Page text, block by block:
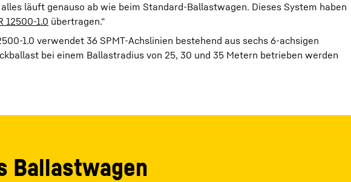
läuft genauso ab wie beim Standard-Ballastwagen. Dieses System haben
12500-1.0 übertragen.“
1.0 verwendet 36 SPMT-Achslinien bestehend aus sechs 6-achsigen
bei einem Ballastradius von 25, 30 und 35 Metern betrieben werden
Ballastwagen